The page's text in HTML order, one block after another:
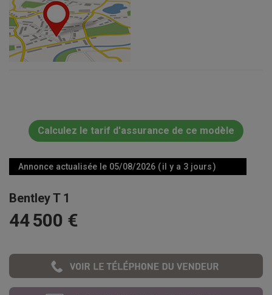
Calculez le tarif d'assurance de ce modèle
Annonce actualisée le 05/08/2026 ( il y a 3 jours )
Bentley T 1
44 500 €